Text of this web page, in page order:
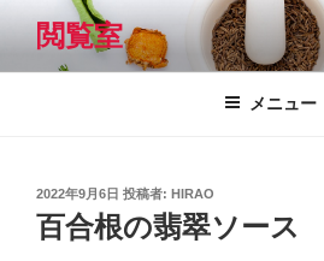
テ
閲覧室
メニュー
投
稿
日:
2022年9月6日 投稿者: HIRAO
百合根の翡翠ソース